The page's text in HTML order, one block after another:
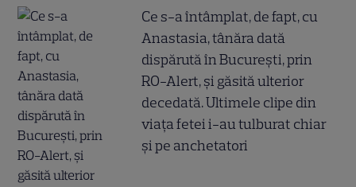
Ce s-a întâmplat, de fapt, cu
Anastasia, tânăra dată
dispărută în București, prin
RO-Alert, și găsită ulterior
decedată. Ultimele clipe din
viața fetei i-au tulburat chiar
și pe anchetatori